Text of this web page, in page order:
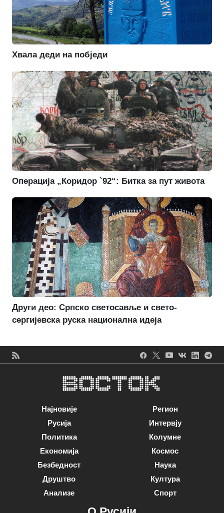
Хвала деди на побједи
Операција „Коридор `92“: Битка за пут живота
Други део: Српско светосавље и свето-
сергијевска руска национална идеја
Најновије
Русија
Политика
Економија
Безбедност
Друштво
Анализе
Регион
Интервју
Колумне
Космос
Наука
Култура
Спорт